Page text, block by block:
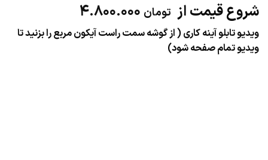
شروع قیمت از تومان 4.800.000
ویدیو تابلو آینه کاری ( از گوشه سمت راست آیکون مربع را بزنید تا
ویدیو تمام صفحه شود)